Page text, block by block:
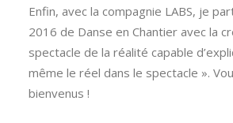
Enfin, avec la compagnie LABS, je
2016 de Danse en Chantier avec la
spectacle de la réalité capable
même le réel dans le spectacle ».
bienvenus !